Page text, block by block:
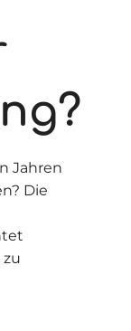
Jahren
Die